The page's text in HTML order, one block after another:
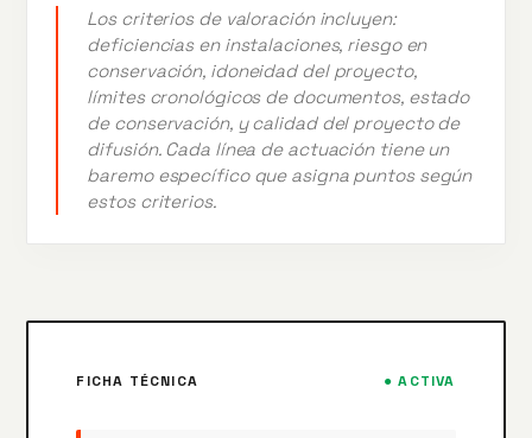
Los criterios de valoración incluyen:
deficiencias en instalaciones, riesgo en
conservación, idoneidad del proyecto,
límites cronológicos de documentos, estado
de conservación, y calidad del proyecto de
difusión. Cada línea de actuación tiene un
baremo específico que asigna puntos según
estos criterios.
FICHA TÉCNICA ● ACTIVA